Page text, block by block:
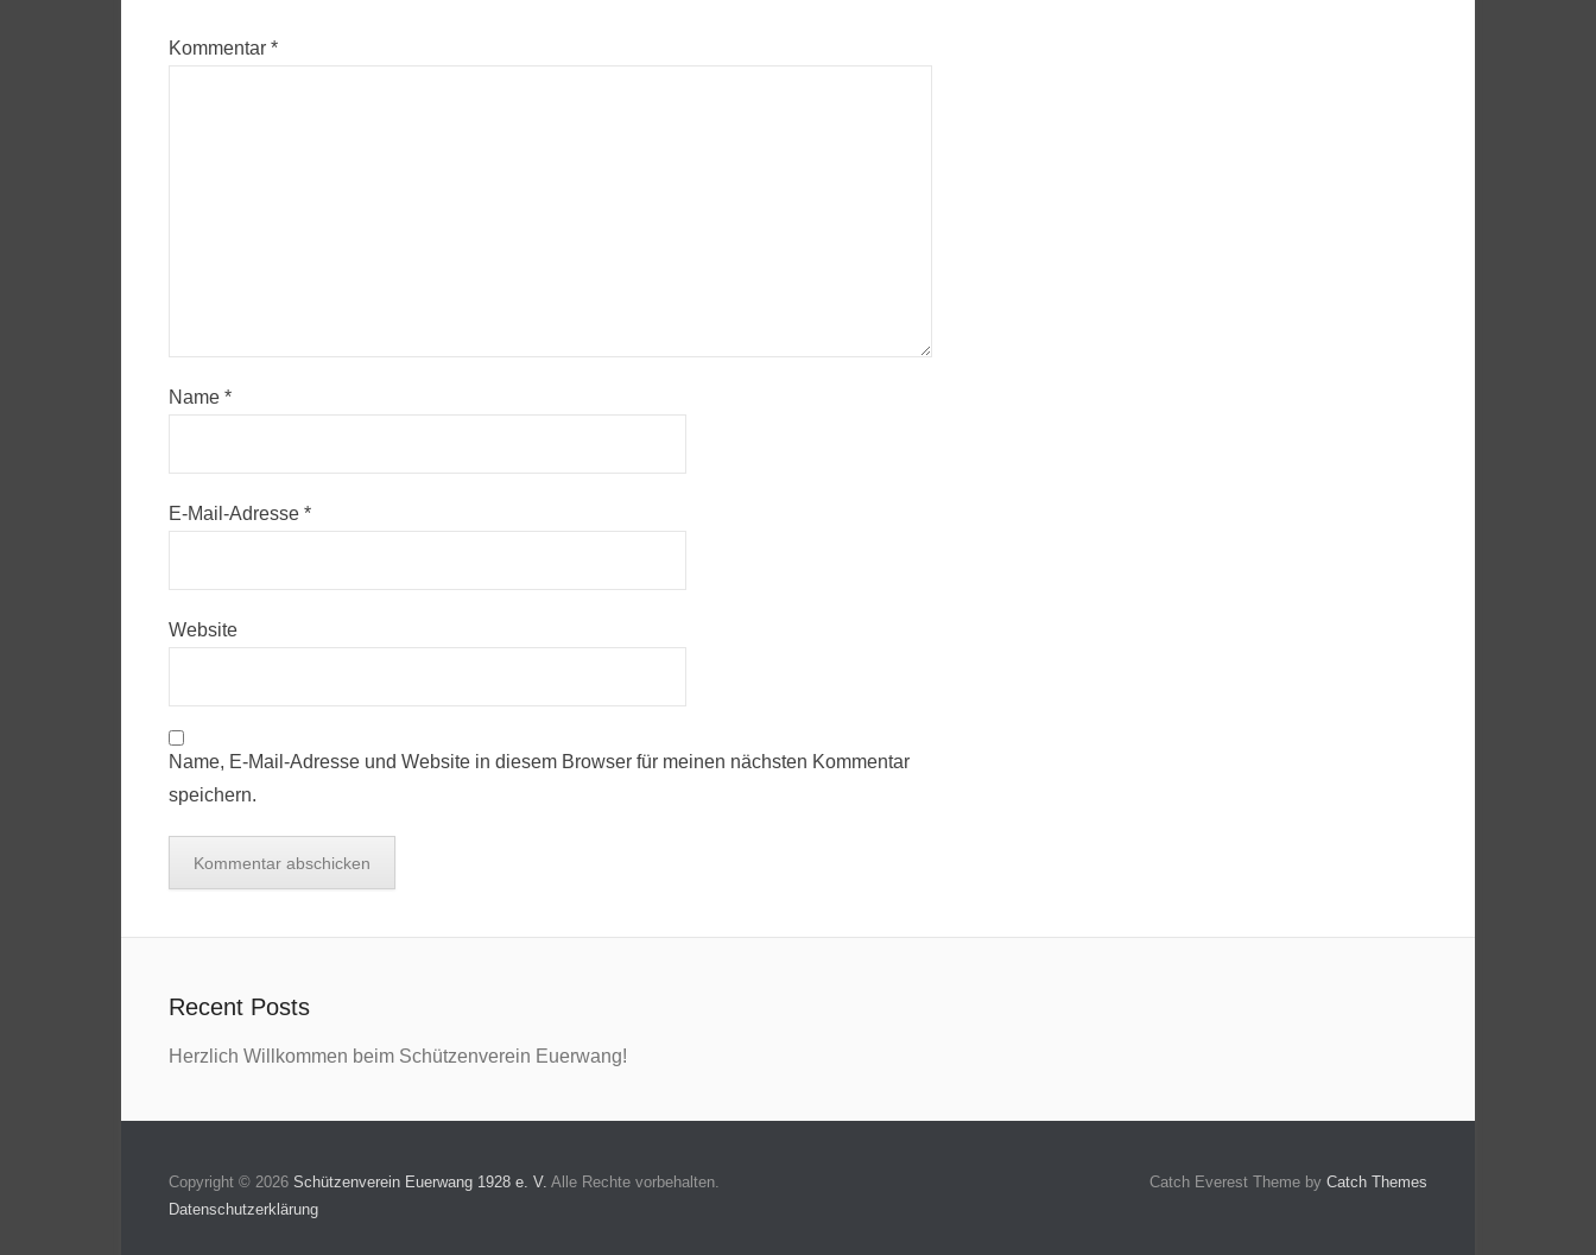
Kommentar *
Name *
E-Mail-Adresse *
Website
Name, E-Mail-Adresse und Website in diesem Browser für meinen nächsten Kommentar
speichern.
Recent Posts
Herzlich Willkommen beim Schützenverein Euerwang!
Copyright © 2026 Schützenverein Euerwang 1928 e. V. Alle Rechte vorbehalten.
Datenschutzerklärung
Catch Everest Theme by Catch Themes